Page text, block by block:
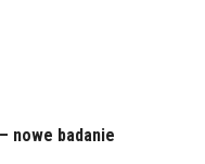
nowe badanie